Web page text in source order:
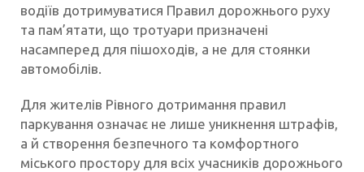
водіїв дотримуватися Правил дорожнього руху
та пам’ятати, що тротуари призначені
насамперед для пішоходів, а не для стоянки
автомобілів.
Для жителів Рівного дотримання правил
паркування означає не лише уникнення штрафів,
а й створення безпечного та комфортного
міського простору для всіх учасників дорожнього